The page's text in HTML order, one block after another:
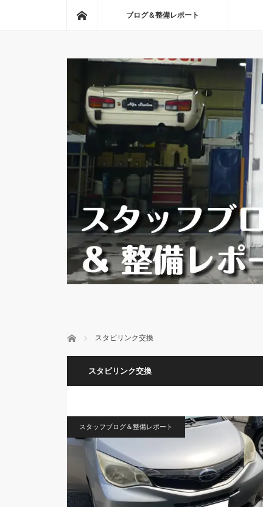
ブログ＆整備レポート
ホーム スタビリンク交換
スタビリンク交換
スタッフブログ＆整備レポート